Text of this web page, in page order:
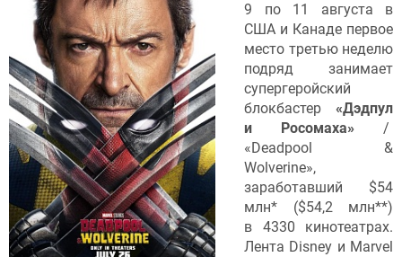
9 по 11 августа в
США и Канаде первое
место третью неделю
подряд занимает
супергеройский
блокбастер «Дэдпул
и Росомаха» /
«Deadpool &
Wolverine»,
заработавший $54
млн* ($54,2 млн**)
в 4330 кинотеатрах.
Лента Disney и Marvel